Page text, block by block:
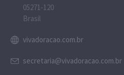
05271-120
Brasil
vivadoracao.com.br
secretaria@vivadoracao.com.br